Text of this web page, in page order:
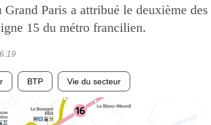
Grand Paris a attribué le deuxième
15 du métro francilien.
BTP Vie du secteur